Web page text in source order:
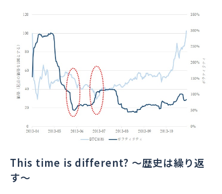
This time is different? ～歴史は繰り返
す～